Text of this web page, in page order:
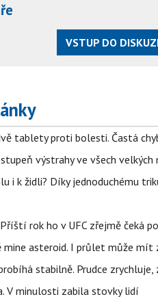
VSTUP DO
tablety proti bolesti. Častá
výstrahy ve všech velkých
i k židli? Díky jednoduchému
rok ho v UFC zřejmě čeká
mine asteroid. I průlet může mít
stabilně. Prudce
V minulosti zabila stovky lidí